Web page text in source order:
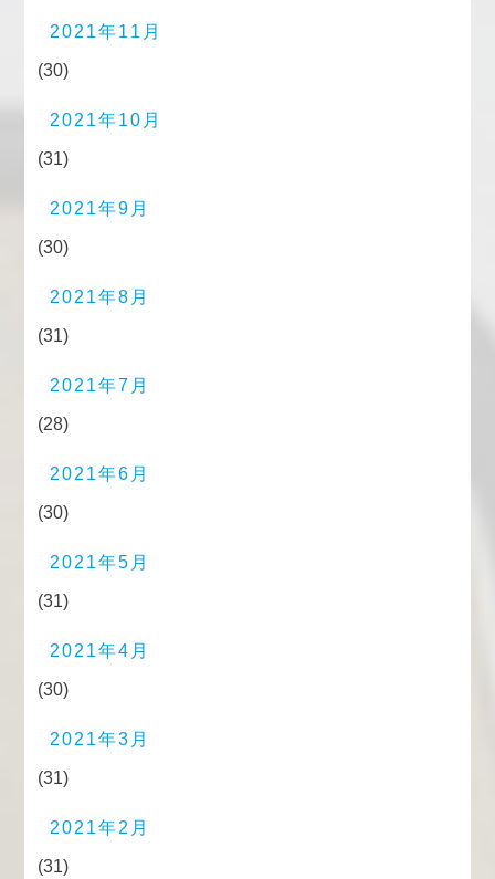
2021年11月
(30)
2021年10月
(31)
2021年9月
(30)
2021年8月
(31)
2021年7月
(28)
2021年6月
(30)
2021年5月
(31)
2021年4月
(30)
2021年3月
(31)
2021年2月
(31)